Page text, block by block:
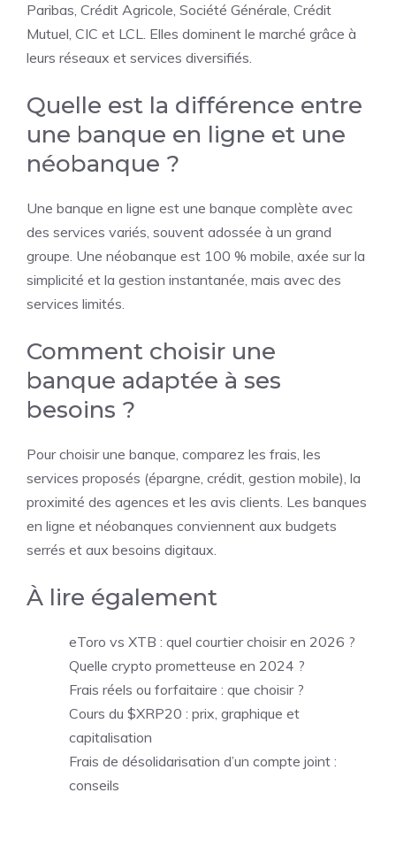
Paribas, Crédit Agricole, Société Générale, Crédit
Mutuel, CIC et LCL. Elles dominent le marché grâce à
leurs réseaux et services diversifiés.
Quelle est la différence entre
une banque en ligne et une
néobanque ?
Une banque en ligne est une banque complète avec
des services variés, souvent adossée à un grand
groupe. Une néobanque est 100 % mobile, axée sur la
simplicité et la gestion instantanée, mais avec des
services limités.
Comment choisir une
banque adaptée à ses
besoins ?
Pour choisir une banque, comparez les frais, les
services proposés (épargne, crédit, gestion mobile), la
proximité des agences et les avis clients. Les banques
en ligne et néobanques conviennent aux budgets
serrés et aux besoins digitaux.
À lire également
eToro vs XTB : quel courtier choisir en 2026 ?
Quelle crypto prometteuse en 2024 ?
Frais réels ou forfaitaire : que choisir ?
Cours du $XRP20 : prix, graphique et
capitalisation
Frais de désolidarisation d’un compte joint :
conseils